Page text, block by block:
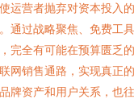
运营者抛弃对资本投入
通过战略聚焦、免费工
完全有可能在预算匮乏
网销售通路，实现真正
牌资产和用户关系，也